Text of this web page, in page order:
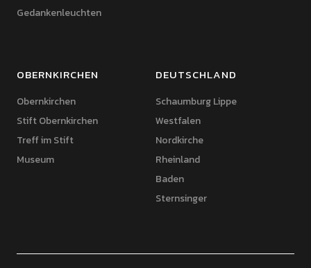
Gedankenleuchten
OBERNKIRCHEN
Obernkirchen
Stift Obernkirchen
Treff im Stift
Museum
DEUTSCHLAND
Schaumburg Lippe
Westfalen
Nordkirche
Rheinland
Baden
Sternsinger